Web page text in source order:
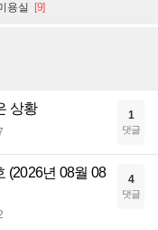
용실 [9]
상황 1
댓글
(2026년 08월 08
4
댓글